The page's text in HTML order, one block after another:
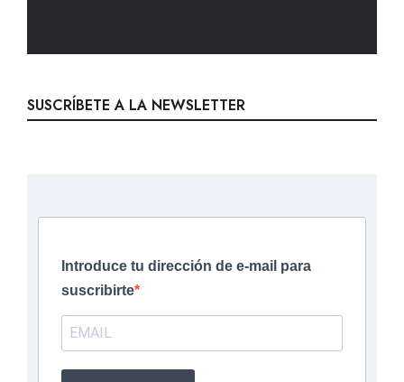
SUSCRÍBETE A LA NEWSLETTER
Introduce tu dirección de e-mail para
suscribirte